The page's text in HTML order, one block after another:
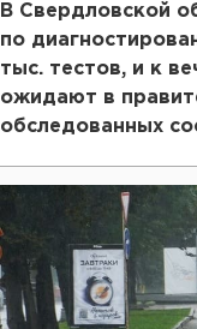
В Свердловской
по
тыс. тестов, и к
ожидают в
обследованных